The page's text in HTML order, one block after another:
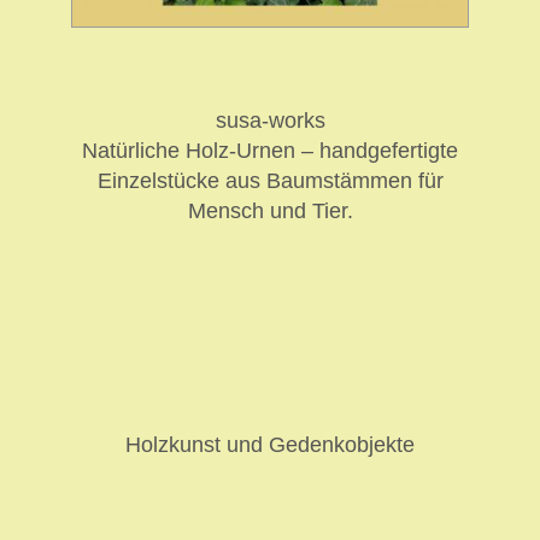
susa-works
Natürliche Holz-Urnen – handgefertigte
Einzelstücke aus Baumstämmen für
Mensch und Tier.
Holzkunst und Gedenkobjekte